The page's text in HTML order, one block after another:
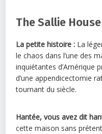
The Sallie
La petite histoire : La
le chaos dans l’une des
inquiétantes d’Amérique
d’une appendicectomie
tournant du siècle.
Hantée, vous avez dit
cettemaison sans